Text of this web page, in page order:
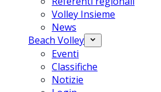
Volley Insieme
News
Beach Volley
Eventi
Classifiche
Notizie